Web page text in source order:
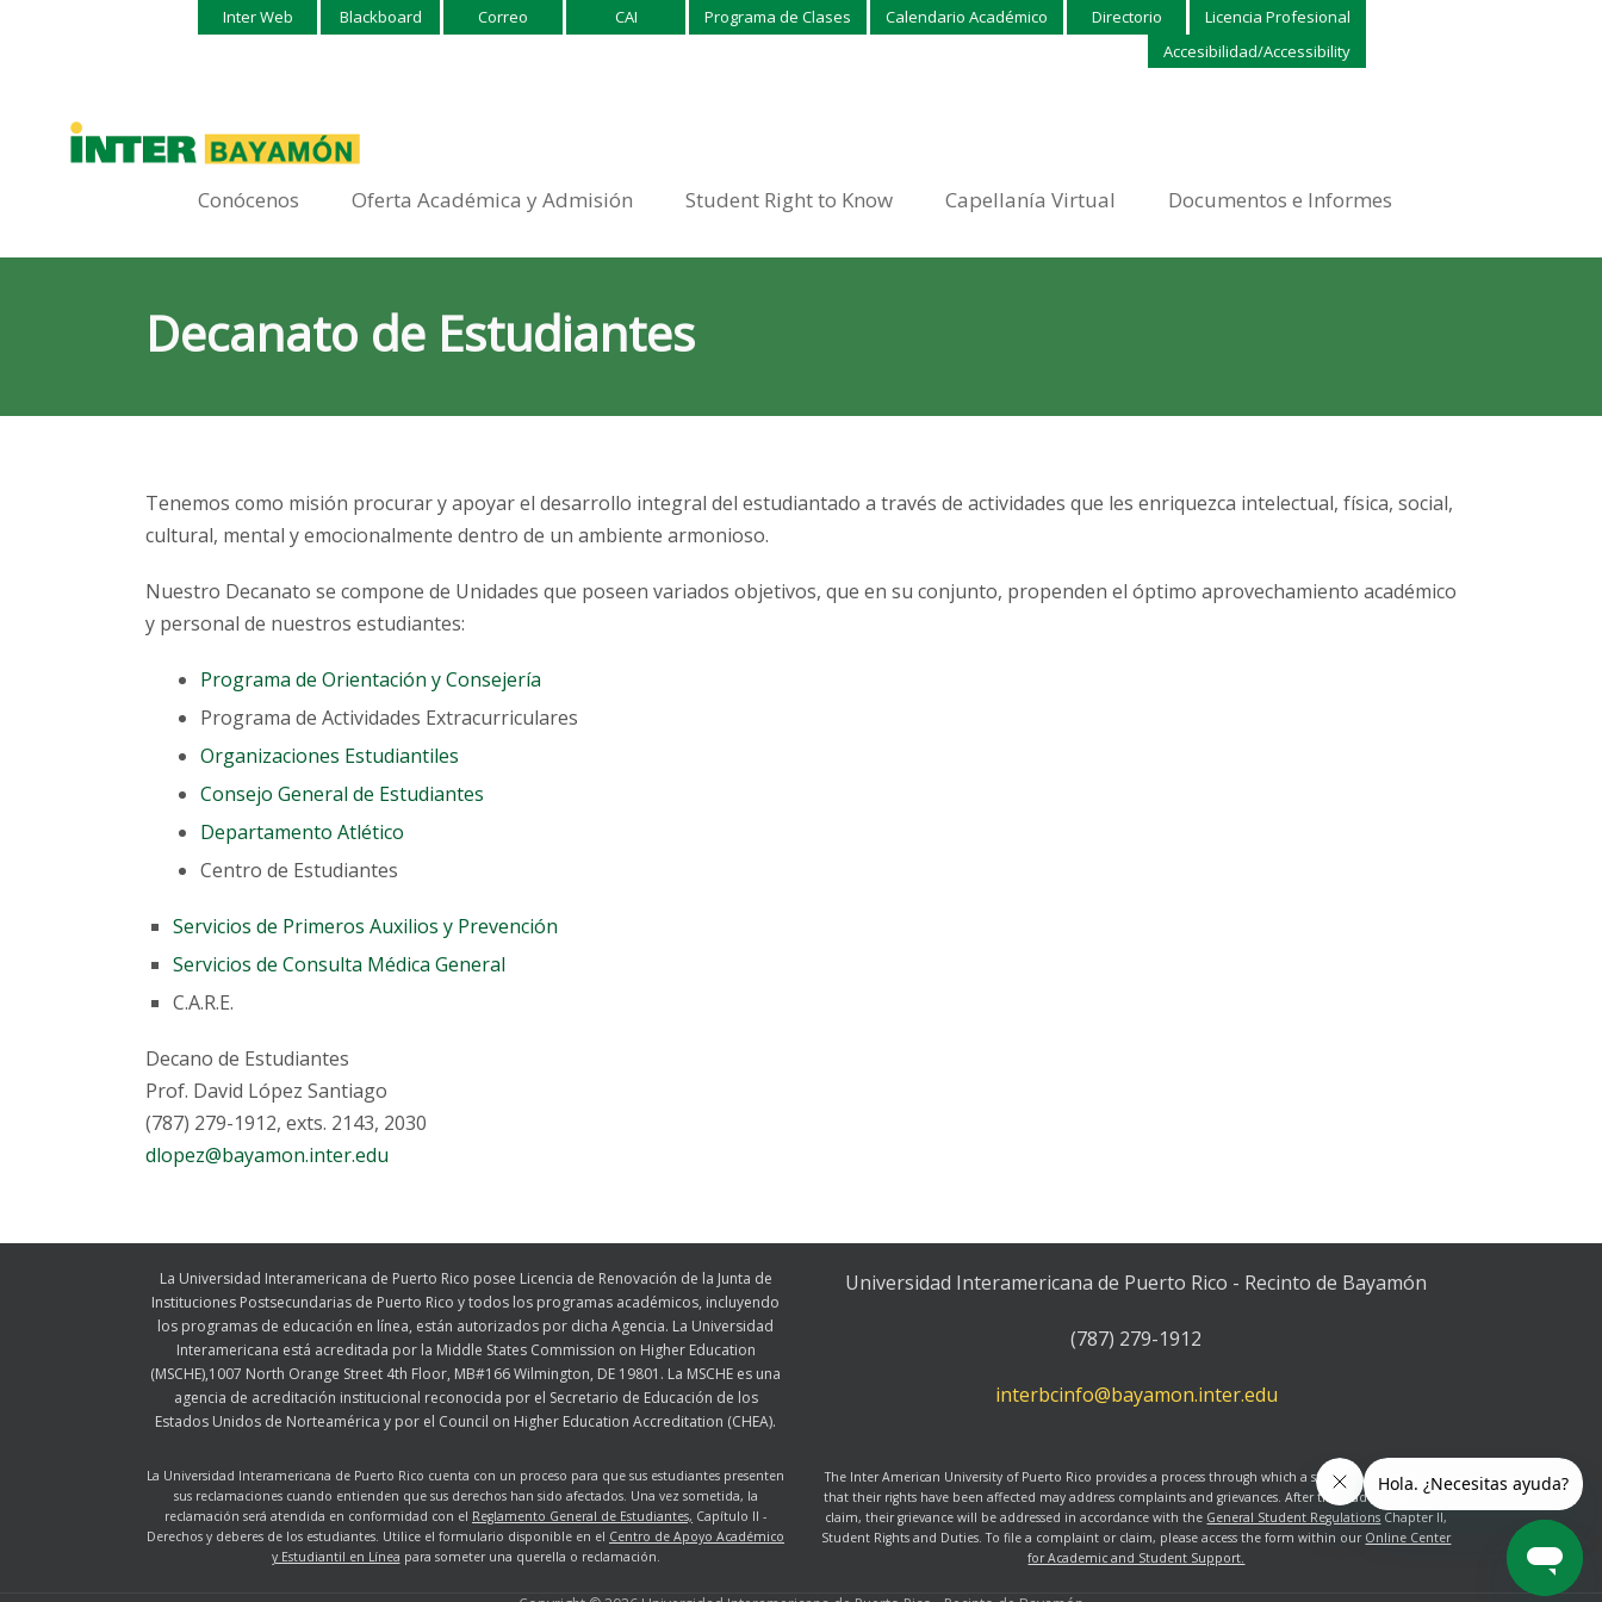
Inter Web Blackboard Correo CAI Programa de Clases Calendario Académico Directorio
Licencia Profesional
Accesibilidad/Accessibility
Conócenos Oferta Académica y Admisión Student Right to Know Capellanía Virtual Documentos e Informes
Decanato de Estudiantes
Tenemos como misión procurar y apoyar el desarrollo integral del estudiantado a través de actividades que les enriquezca intelectual, física, social,
cultural, mental y emocionalmente dentro de un ambiente armonioso.
Nuestro Decanato se compone de Unidades que poseen variados objetivos, que en su conjunto, propenden el óptimo aprovechamiento académico
y personal de nuestros estudiantes:
Programa de Orientación y Consejería
Programa de Actividades Extracurriculares
Organizaciones Estudiantiles
Consejo General de Estudiantes
Departamento Atlético
Centro de Estudiantes
Servicios de Primeros Auxilios y Prevención
Servicios de Consulta Médica General
C.A.R.E.
Decano de Estudiantes
Prof. David López Santiago
(787) 279-1912, exts. 2143, 2030
dlopez@bayamon.inter.edu
La Universidad Interamericana de Puerto Rico posee Licencia de Renovación de la Junta de
Instituciones Postsecundarias de Puerto Rico y todos los programas académicos, incluyendo
los programas de educación en línea, están autorizados por dicha Agencia. La Universidad
Interamericana está acreditada por la Middle States Commission on Higher Education
(MSCHE),1007 North Orange Street 4th Floor, MB#166 Wilmington, DE 19801. La MSCHE es una
agencia de acreditación institucional reconocida por el Secretario de Educación de los
Estados Unidos de Norteamérica y por el Council on Higher Education Accreditation (CHEA).
La Universidad Interamericana de Puerto Rico cuenta con un proceso para que sus estudiantes presenten
sus reclamaciones cuando entienden que sus derechos han sido afectados. Una vez sometida, la
reclamación será atendida en conformidad con el Reglamento General de Estudiantes, Capítulo II -
Derechos y deberes de los estudiantes. Utilice el formulario disponible en el Centro de Apoyo Académico
y Estudiantil en Línea para someter una querella o reclamación.
Universidad Interamericana de Puerto Rico - Recinto de Bayamón
(787) 279-1912
interbcinfo@bayamon.inter.edu
The Inter American University of Puerto Rico provides a process through which a student who considers
that their rights have been affected may address complaints and grievances. After the student submits a
claim, their grievance will be addressed in accordance with the General Student Regulations Chapter II,
Student Rights and Duties. To file a complaint or claim, please access the form within our Online Center
for Academic and Student Support.